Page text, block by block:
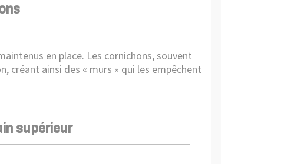
en place. Les cornichons, souvent
créant ainsi des « murs » qui les empêchent
supérieur